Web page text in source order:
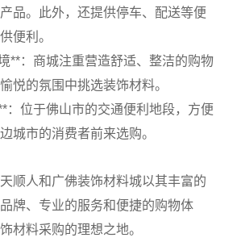
品。此外，还提供停车、配送等便
便利。
**：商城注重营造舒适、整洁的购物
悦的氛围中挑选装饰材料。
：位于佛山市的交通便利地段，方便
城市的消费者前来选购。
顺人和广佛装饰材料城以其丰富的
牌、专业的服务和便捷的购物体
材料采购的理想之地。